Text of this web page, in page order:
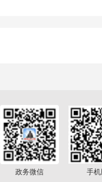
政务微信 手机